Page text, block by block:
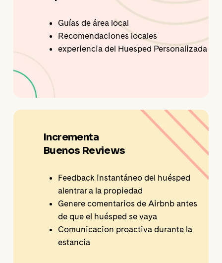
Guías de área local
Recomendaciones locales
experiencia del Huesped Personalizada
Incrementa
Buenos Reviews
Feedback instantáneo del huésped
alentrar a la propiedad
Genere comentarios de Airbnb antes
de que el huésped se vaya
Comunicacion proactiva durante la
estancia